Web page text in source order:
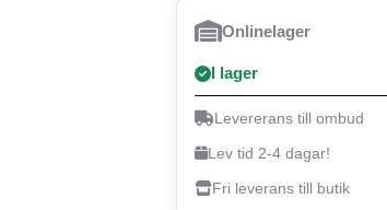
Onlinelager
I lager
Levererans till ombud
Lev tid 2-4 dagar!
Fri leverans till butik